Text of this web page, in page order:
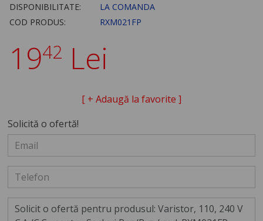
DISPONIBILITATE:
LA COMANDA
COD PRODUS:
RXM021FP
1942 Lei
[ + Adaugă la favorite ]
Solicită o ofertă!